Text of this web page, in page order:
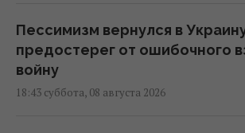
Пессимизм вернулся в
предостерег от ошибочного
войну
18:43 суббота, 08 августа 2026